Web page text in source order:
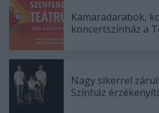
Kamaradarabok,
koncertszínház a
Nagy sikerrel
Színház